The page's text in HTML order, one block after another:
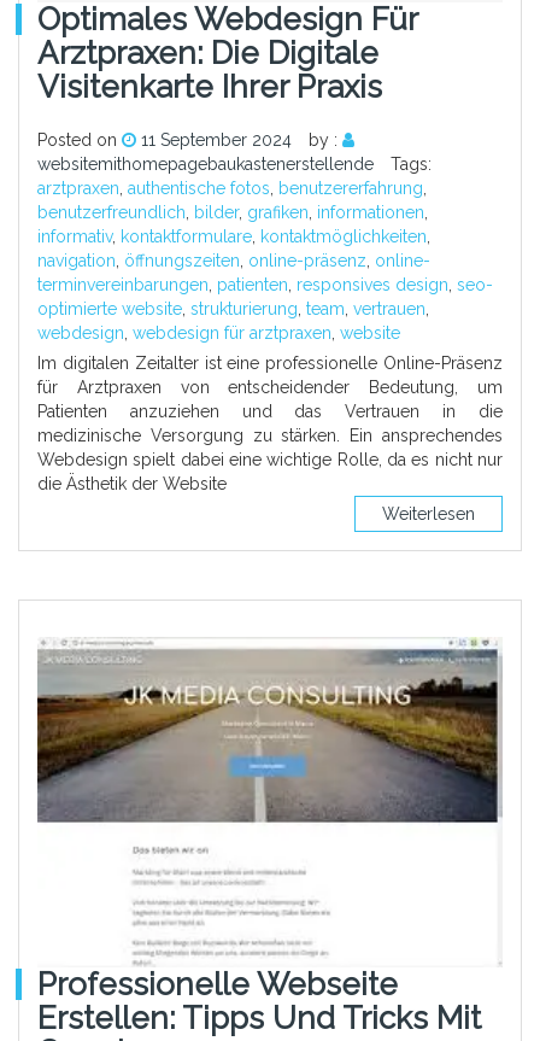
Optimales Webdesign Für
Arztpraxen: Die Digitale
Visitenkarte Ihrer Praxis
Posted on 11 September 2024
by :
websitemithomepagebaukastenerstellende
Tags:
arztpraxen, authentische fotos, benutzererfahrung,
benutzerfreundlich, bilder, grafiken, informationen,
informativ, kontaktformulare, kontaktmöglichkeiten,
navigation, öffnungszeiten, online-präsenz, online-
terminvereinbarungen, patienten, responsives design, seo-
optimierte website, strukturierung, team, vertrauen,
webdesign, webdesign für arztpraxen, website
Im digitalen Zeitalter ist eine professionelle Online-Präsenz
für Arztpraxen von entscheidender Bedeutung, um
Patienten anzuziehen und das Vertrauen in die
medizinische Versorgung zu stärken. Ein ansprechendes
Webdesign spielt dabei eine wichtige Rolle, da es nicht nur
die Ästhetik der Website
Weiterlesen
Professionelle Webseite
Erstellen: Tipps Und Tricks Mit